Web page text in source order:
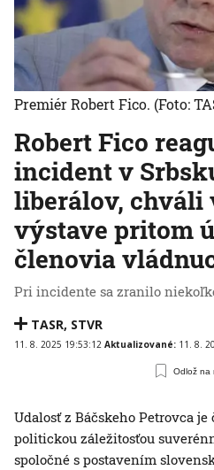
Robert Fico
incident v
liberálov, chváli
výstave pritom
členovia
Pri incidente sa zranilo
TASR, STVR
11. 8. 2025 19:53:12 Aktualizované: 11. 8.
Odlož na
Premiér Robert Fico. (Foto:
Udalosť z Báčskeho Petrovca
politickou záležitosťou
spoločné s postavením